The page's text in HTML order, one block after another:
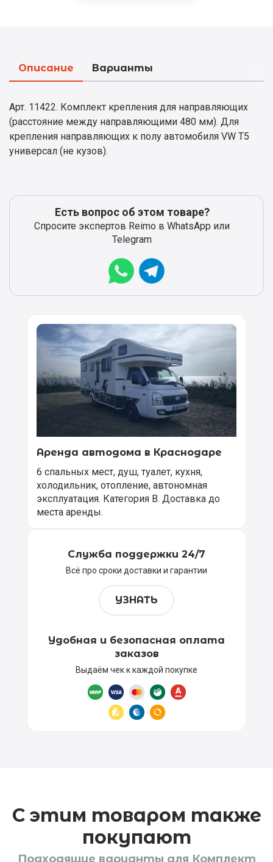
Описание Варианты
Арт. 11422. Комплект крепления для направляющих
(расстояние между направляющими 480 мм). Для
крепления направляющих к полу автомобиля VW T5
универсал (не кузов).
Есть вопрос об этом товаре?
Спросите экспертов Reimo в WhatsApp или
Telegram
Аренда автодома в Краснодаре
6 спальных мест, душ, туалет, кухня,
холодильник, отопление, автономная
эксплуатация. Категория В. Доставка до
места аренды.
Служба поддержки 24/7
Всё про сроки доставки и гарантии
УЗНАТЬ
Удобная и безопасная оплата
заказов
Выдаём чек к каждой покупке
С этим товаром также
покупают
Подходящие варианты для Комплект